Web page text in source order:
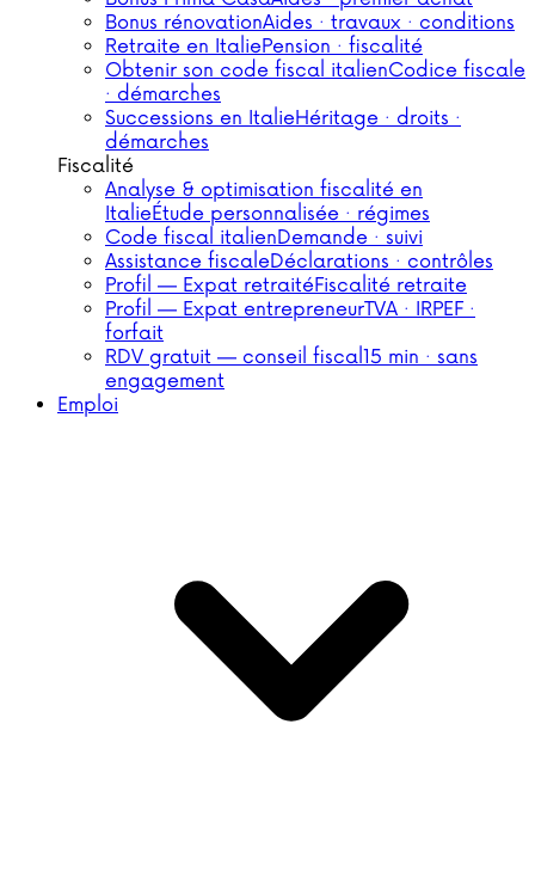
Bonus rénovationAides · travaux · conditions
Retraite en ItaliePension · fiscalité
Obtenir son code fiscal italienCodice fiscale
· démarches
Successions en ItalieHéritage · droits ·
démarches
Fiscalité
Analyse & optimisation fiscalité en
ItalieÉtude personnalisée · régimes
Code fiscal italienDemande · suivi
Assistance fiscaleDéclarations · contrôles
Profil — Expat retraitéFiscalité retraite
Profil — Expat entrepreneurTVA · IRPEF ·
forfait
RDV gratuit — conseil fiscal15 min · sans
engagement
Emploi